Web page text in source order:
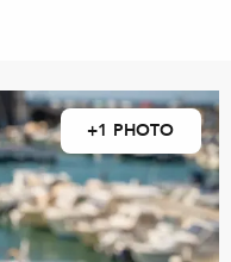
+1 PHOTO